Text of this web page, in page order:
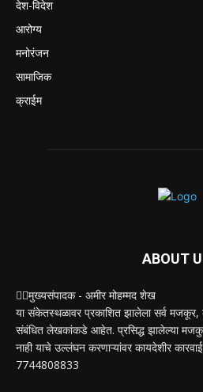
देश-विदेश
आरोग्य
मनोरंजन
सामाजिक
क्राईम
ABOUT
✍🏻मुख्यसंपादक - अमीर मोहम्मद शेख
या संकेतस्थळावर प्रकाशित झालेला सर्व
संबंधित लेखकांकडे आहेत. प्रसिद्ध झालेल्या
नाही याचे उल्लंघन करणाऱ्यांवर कायदेशीर
7744808833